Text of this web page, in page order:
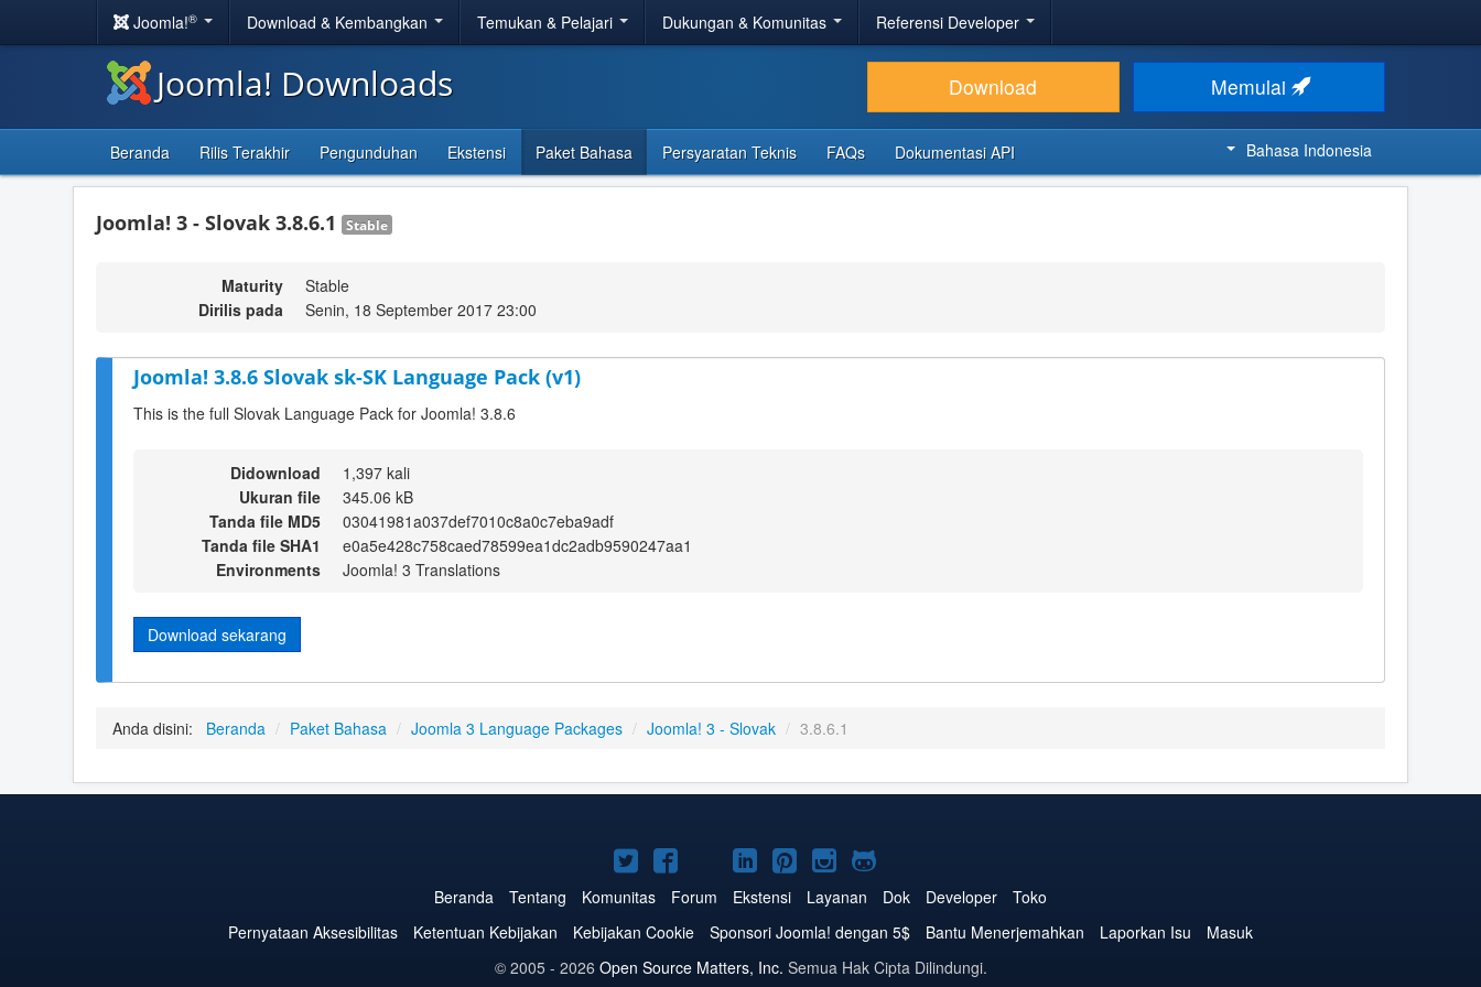
Joomla!® Download & Kembangkan Temukan & Pelajari Dukungan & Komunitas Referensi Developer
Joomla! Downloads Download Memulai
Beranda Rilis Terakhir Pengunduhan Ekstensi Paket Bahasa Persyaratan Teknis FAQs Dokumentasi API Bahasa Indonesia
Joomla! 3 - Slovak 3.8.6.1 Stable
Maturity
Stable
Dirilis pada
Senin, 18 September 2017 23:00
Joomla! 3.8.6 Slovak sk-SK Language Pack (v1)
This is the full Slovak Language Pack for Joomla! 3.8.6
Didownload
1,397 kali
Ukuran file
345.06 kB
Tanda file MD5
03041981a037def7010c8a0c7eba9adf
Tanda file SHA1
e0a5e428c758caed78599ea1dc2adb9590247aa1
Environments
Joomla! 3 Translations
Download sekarang
Anda disini: Beranda / Paket Bahasa / Joomla 3 Language Packages / Joomla! 3 - Slovak / 3.8.6.1
Joomla!
di
Twitter
Joomla!
di
Facebook
Joomla!
di
YouTube
Joomla!
di
LinkedIn
Joomla!
di
Pinterest
Joomla!
di
Instagram
Joomla!
di
GitHub
Beranda Tentang Komunitas Forum Ekstensi Layanan Dok Developer
Toko
Pernyataan Aksesibilitas
Ketentuan Kebijakan Kebijakan Cookie Sponsori Joomla! dengan 5$ Bantu Menerjemahkan Laporkan Isu
Masuk
© 2005 - 2026 Open Source Matters, Inc. Semua Hak Cipta Dilindungi.